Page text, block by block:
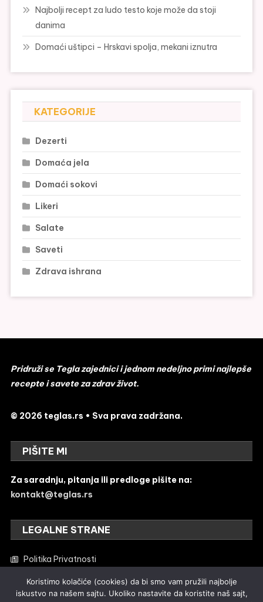
Najbolji recept za ludo testo koje može da stoji
danima
Domaći uštipci – Hrskavi spolja, mekani iznutra
KATEGORIJE
Dezerti
Domaća jela
Domaći sokovi
Likeri
Salate
Saveti
Zdrava ishrana
Pridruži se Tegla zajednici i jednom nedeljno primi najlepše
recepte i savete za zdrav život.
© 2026 teglas.rs • Sva prava zadržana.
PIŠITE MI
Za saradnju, pitanja ili predloge pišite na:
kontakt@teglas.rs
LEGALNE STRANE
Politika Privatnosti
Uređivačka politika
Koristimo kolačiće (cookies) da bi smo vam pružili najbolje
iskustvo na našem sajtu. Ukoliko nastavite da koristite naš sajt,